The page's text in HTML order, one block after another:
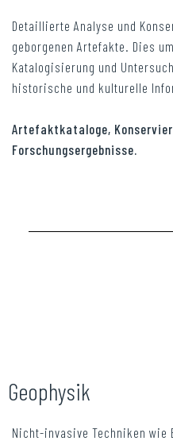
Detaillierte Analyse und
geborgenen Artefakte. Dies
Katalogisierung und
historische und kulturelle
Artefaktkataloge,
Forschungsergebnisse.
Geophysik
Nicht-invasive Techniken wie